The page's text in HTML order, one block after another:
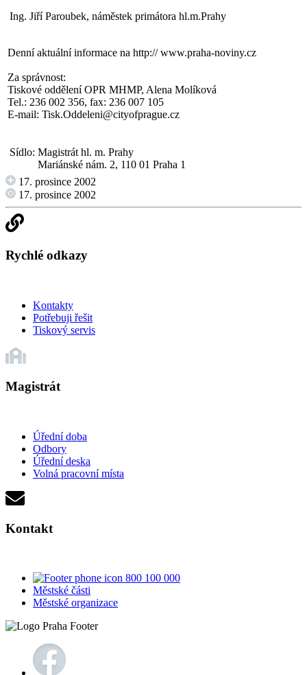
Ing. Jiří Paroubek, náměstek primátora hl.m.Prahy
Denní aktuální informace na http:// www.praha-noviny.cz
Za správnost:
Tiskové oddělení OPR MHMP, Alena Molíková
Tel.: 236 002 356, fax: 236 007 105
E-mail: Tisk.Oddeleni@cityofprague.cz
Sídlo: Magistrát hl. m. Prahy
Mariánské nám. 2, 110 01 Praha 1
17. prosince 2002
17. prosince 2002
Rychlé odkazy
Kontakty
Potřebuji řešit
Tiskový servis
Magistrát
Úřední doba
Odbory
Úřední deska
Volná pracovní místa
Kontakt
800 100 000
Městské části
Městské organizace